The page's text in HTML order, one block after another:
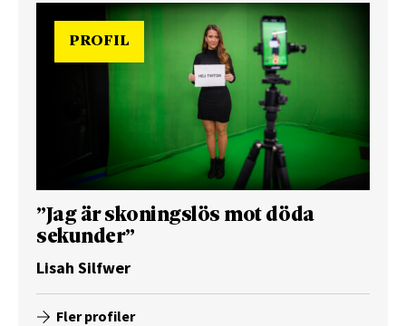
PROFIL
”Jag är skoningslös mot döda
sekunder”
Lisah Silfwer
Fler profiler